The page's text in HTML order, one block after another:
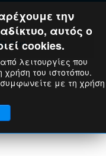
Print
την
αυτός ο
cookies.
λειτουργίες που
χρήση του ιστοτόπου.
με τη χρήση